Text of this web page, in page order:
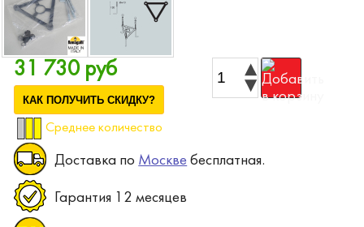
31 730 руб
КАК ПОЛУЧИТЬ СКИДКУ?
Среднее количество
Доставка по Москве бесплатная.
Гарантия 12 месяцев